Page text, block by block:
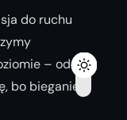
do ruchu
– od
bo bieganie